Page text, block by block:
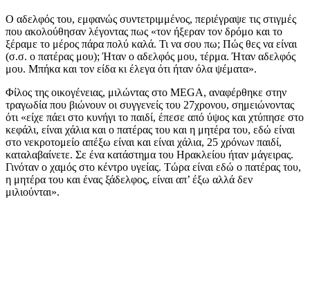
Ο αδελφός του, εμφανώς συντετριμμένος, περιέγραψε τις στιγμές
που ακολούθησαν λέγοντας πως «τον ήξεραν τον δρόμο και το
ξέραμε το μέρος πάρα πολύ καλά. Τι να σου πω; Πώς θες να είναι
(σ.σ. ο πατέρας μου); Ήταν ο αδελφός μου, τέρμα. Ήταν αδελφός
μου. Μπήκα και τον είδα κι έλεγα ότι ήταν όλα ψέματα».
Φίλος της οικογένειας, μιλώντας στο MEGA, αναφέρθηκε στην
τραγωδία που βιώνουν οι συγγενείς του 27χρονου, σημειώνοντας
ότι «είχε πάει στο κυνήγι το παιδί, έπεσε από ύψος και χτύπησε στο
κεφάλι, είναι χάλια και ο πατέρας του και η μητέρα του, εδώ είναι
στο νεκροτομείο απέξω είναι και είναι χάλια, 25 χρόνων παιδί,
καταλαβαίνετε. Σε ένα κατάστημα του Ηρακλείου ήταν μάγειρας.
Γινόταν ο χαμός στο κέντρο υγείας. Τώρα είναι εδώ ο πατέρας του,
η μητέρα του και ένας ξάδελφος, είναι απ’ έξω αλλά δεν
μιλιούνται».